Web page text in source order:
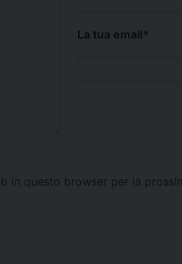
La tua email*
in questo browser per la